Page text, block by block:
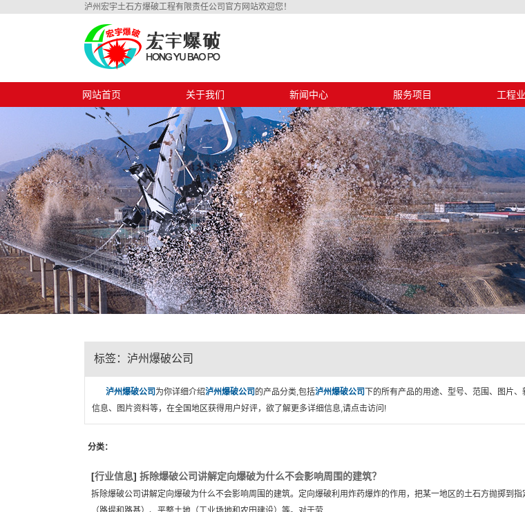
泸州宏宇土石方爆破工程有限责任公司官方网站欢迎您！
网站首页 关于我们
公司简介
资质证书
新闻中心
公司动态
行业信息
技术中心
服务项目
设计施工
安全评估
安全监理
工程
标签：泸州爆破公司
泸州爆破公司 为你详细介绍泸州爆破公司 的产品分类,包括泸州爆破公司 下的所有产品的用途、型号、范围、图片
信息、图片资料等，在全国地区获得用户好评，欲了解更多详细信息,请点击访问!
分类：
[行业信息] 拆除爆破公司讲解定向爆破为什么不会影响周围的建筑？
拆除爆破公司讲解定向爆破为什么不会影响周围的建筑。定向爆破利用炸药爆炸的作用，把某一地区的土石方抛掷到